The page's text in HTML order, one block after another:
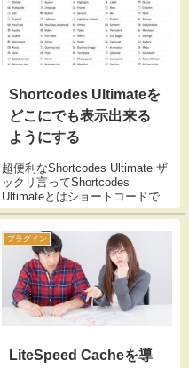
Shortcodes Ultimateを
どこにでも表示出来る
ようにする
超便利なShortcodes Ultimate ザ
ックリ言ってShortcodes
Ultimateとはショートコードで記
事を装飾できるWordPressプラ
パーツを無料で利用できるる超
優れものです。 インスト...
プラグイン
LiteSpeed Cacheを導